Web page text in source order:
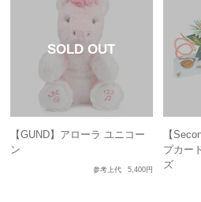
【GUND】アローラ ユニコー
ン
参考上代 5,400円
【
プカー
ズ